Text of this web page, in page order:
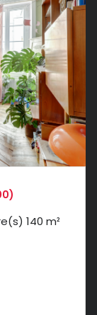
Appartement 6 pièce(s) 4 chambre(s) 140 m²